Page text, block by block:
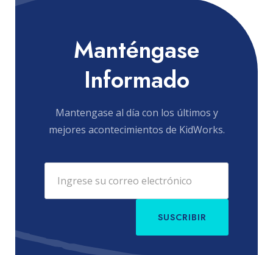
Manténgase
Informado
Mantengase al día con los últimos y
mejores acontecimientos de KidWorks.
SUSCRIBIR